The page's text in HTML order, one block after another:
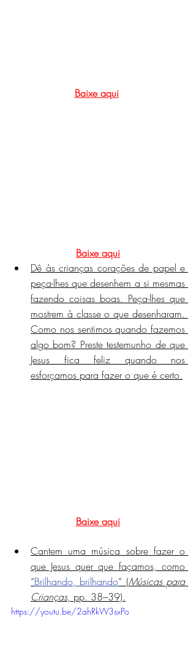
Baixe aqui
Baixe aqui
Dê às crianças corações de papel e
peça-lhes que desenhem a si mesmas
fazendo coisas boas. Peça-lhes que
mostrem à classe o que desenharam.
Como nos sentimos quando fazemos
algo bom? Preste testemunho de que
Jesus fica feliz quando nos
esforçamos para fazer o que é certo.
Baixe aqui
Cantem uma música sobre fazer o
que Jesus quer que façamos, como
“Brilhando, brilhando” (Músicas para
Crianças, pp. 38–39).
https://youtu.be/2ahRkW3sxPo